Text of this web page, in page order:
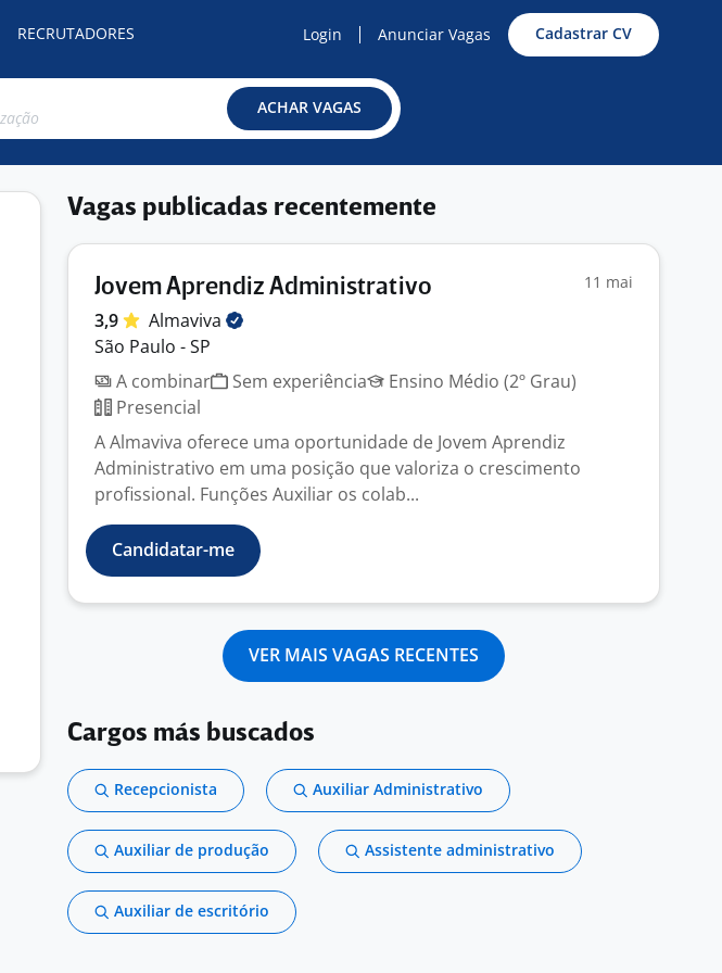
RECRUTADORES Login Anunciar Vagas Cadastrar CV
ACHAR VAGAS
Vagas publicadas recentemente
Jovem Aprendiz Administrativo 11 mai
3,9
Almaviva
São Paulo - SP
A combinar
Sem experiência
Ensino Médio (2º Grau)
Presencial
A Almaviva oferece uma oportunidade de Jovem Aprendiz
Administrativo em uma posição que valoriza o crescimento
profissional. Funções Auxiliar os colab...
Candidatar-me
VER MAIS VAGAS RECENTES
Cargos más buscados
Recepcionista Auxiliar Administrativo
Auxiliar de produção Assistente administrativo
Auxiliar de escritório